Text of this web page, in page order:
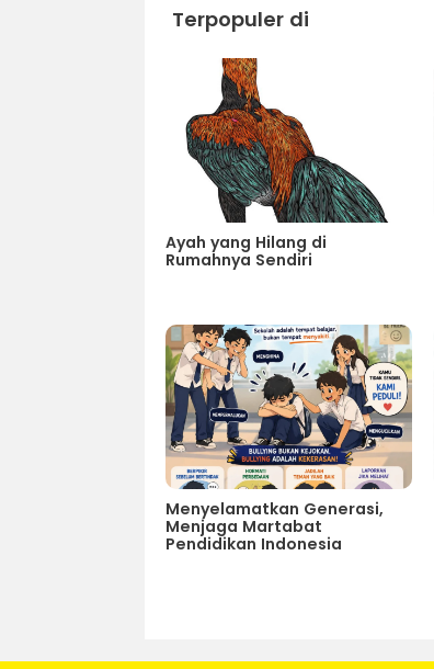
Terpopuler di
Ayah yang Hilang di
Rumahnya Sendiri
Menyelamatkan Generasi,
Menjaga Martabat
Pendidikan Indonesia